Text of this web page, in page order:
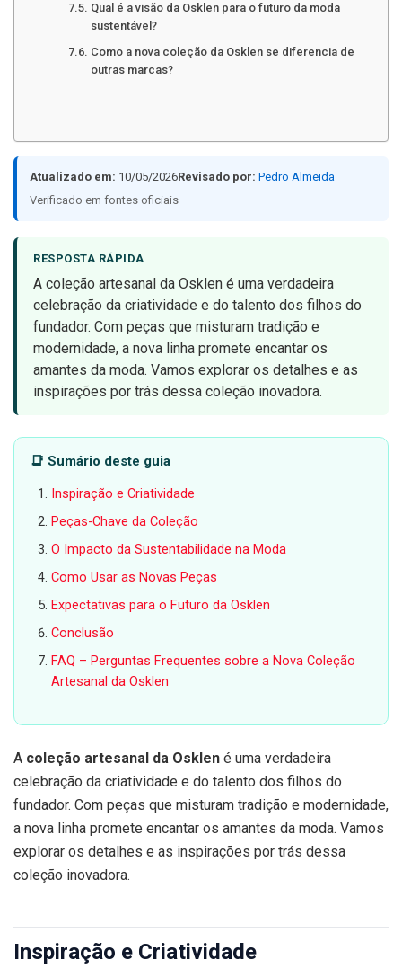
Qual é a visão da Osklen para o futuro da moda
sustentável?
Como a nova coleção da Osklen se diferencia de
outras marcas?
Atualizado em: 10/05/2026Revisado por: Pedro Almeida
Verificado em fontes oficiais
RESPOSTA RÁPIDA
A coleção artesanal da Osklen é uma verdadeira
celebração da criatividade e do talento dos filhos do
fundador. Com peças que misturam tradição e
modernidade, a nova linha promete encantar os
amantes da moda. Vamos explorar os detalhes e as
inspirações por trás dessa coleção inovadora.
📑 Sumário deste guia
Inspiração e Criatividade
Peças-Chave da Coleção
O Impacto da Sustentabilidade na Moda
Como Usar as Novas Peças
Expectativas para o Futuro da Osklen
Conclusão
FAQ – Perguntas Frequentes sobre a Nova Coleção
Artesanal da Osklen
A coleção artesanal da Osklen é uma verdadeira
celebração da criatividade e do talento dos filhos do
fundador. Com peças que misturam tradição e modernidade,
a nova linha promete encantar os amantes da moda. Vamos
explorar os detalhes e as inspirações por trás dessa
coleção inovadora.
Inspiração e Criatividade